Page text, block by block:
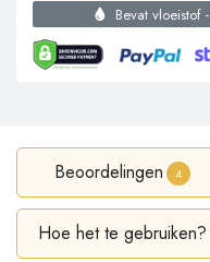
Bevat vloeistof -
Beoordelingen 4
Hoe het te gebruiken?